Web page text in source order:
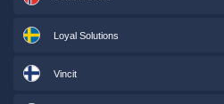
Loyal Solutions
Vincit